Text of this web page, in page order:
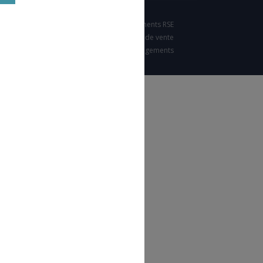
Nos engagements RSE
Condition générales de vente
Charte d'engagements